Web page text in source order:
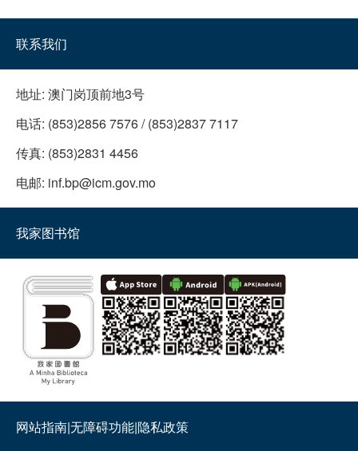
联系我们
地址: 澳门岗顶前地3号
电话: (853)2856 7576 / (853)2837 7117
传真: (853)2831 4456
电邮: inf.bp@icm.gov.mo
我家图书馆
网站指南|无障碍功能|隐私政策